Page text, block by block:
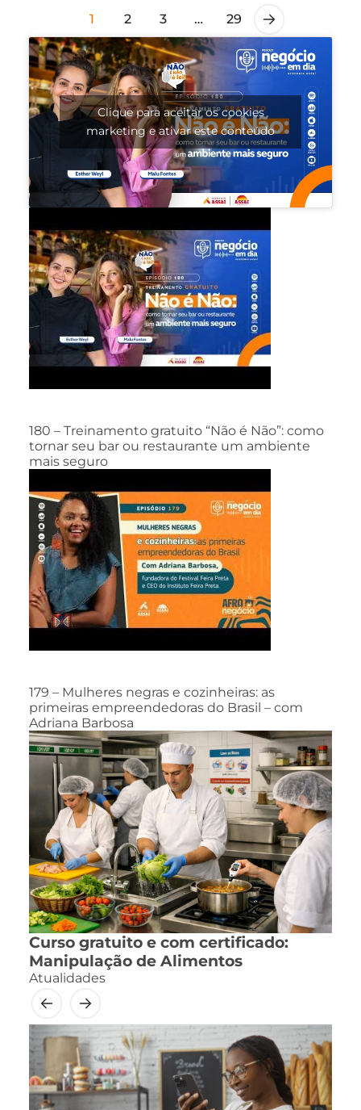
1 2 3 … 29
Clique para aceitar os cookies
marketing e ativar este conteúdo
180 – Treinamento gratuito “Não é Não”: como
tornar seu bar ou restaurante um ambiente
mais seguro
179 – Mulheres negras e cozinheiras: as
primeiras empreendedoras do Brasil – com
Adriana Barbosa
Curso gratuito e com certificado:
Manipulação de Alimentos
Atualidades